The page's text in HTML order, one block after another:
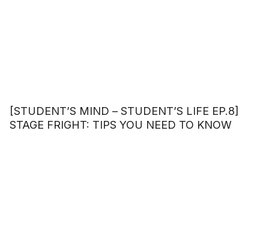
[STUDENT’S MIND – STUDENT’S LIFE EP.8]
STAGE FRIGHT: TIPS YOU NEED TO KNOW